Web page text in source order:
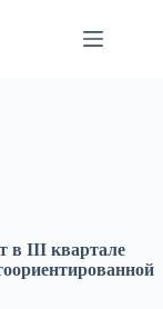
в III квартале